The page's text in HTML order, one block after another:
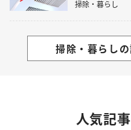
掃除・暮らし
掃除・暮らし
人気記